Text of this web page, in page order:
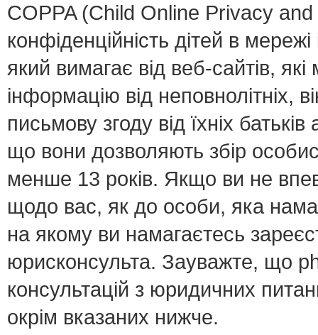
COPPA (Child Online Privacy
конфіденційність дітей в
який вимагає від веб-сайтів,
інформацію від неповнолітніх,
письмову згоду від їхніх
що вони дозволяють збір
менше 13 років. Якщо ви не
щодо вас, як до особи, яка
на якому ви намагаєтесь
юрисконсульта. Зауважте, що
консультацій з юридичних
окрім вказаних нижче.